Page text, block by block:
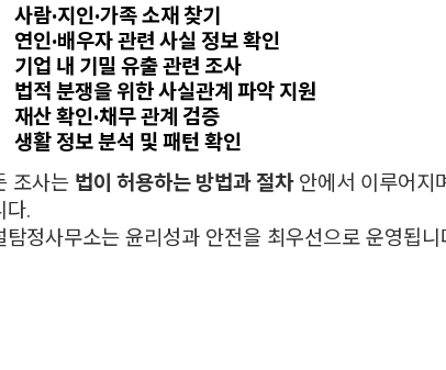
사람·지인·가족 소재 찾기
연인·배우자 관련 사실 정보 확인
기업 내 기밀 유출 관련 조사
법적 분쟁을 위한 사실관계 파악 지원
재산 확인·채무 관계 검증
생활 정보 분석 및 패턴 확인
조사는 법이 허용하는 방법과 절차안에서 이루어지
다.
탐정사무소는 윤리성과 안전을 최우선으로 운영됩니